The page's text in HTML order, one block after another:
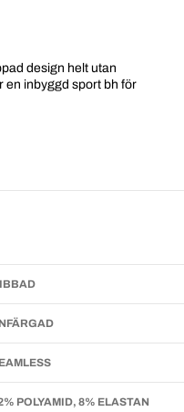
design helt utan
en inbyggd sport bh för
POLYAMID, 8% ELASTAN